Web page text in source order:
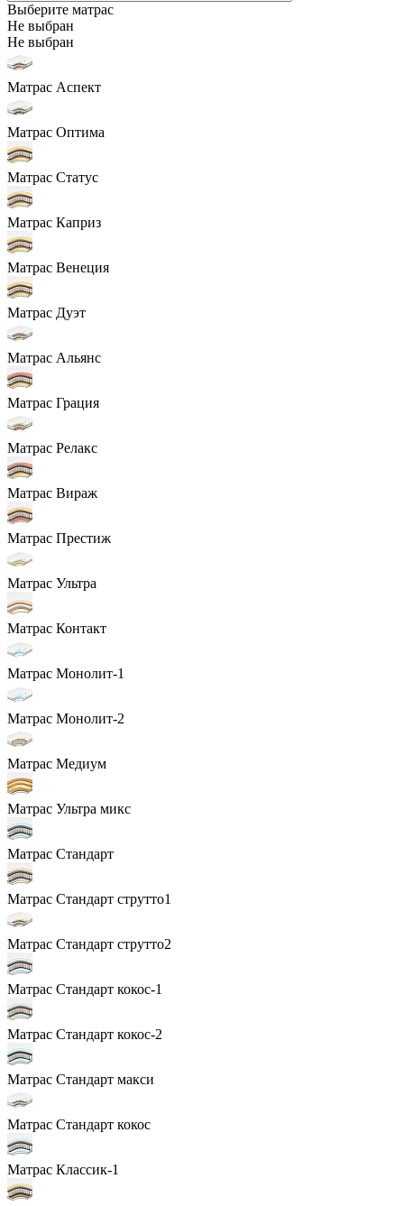
Выберите матрас
Не выбран
Не выбран
Матрас Аспект
Матрас Оптима
Матрас Статус
Матрас Каприз
Матрас Венеция
Матрас Дуэт
Матрас Альянс
Матрас Грация
Матрас Релакс
Матрас Вираж
Матрас Престиж
Матрас Ультра
Матрас Контакт
Матрас Монолит-1
Матрас Монолит-2
Матрас Медиум
Матрас Ультра микс
Матрас Стандарт
Матрас Стандарт струтто1
Матрас Стандарт струтто2
Матрас Стандарт кокос-1
Матрас Стандарт кокос-2
Матрас Стандарт макси
Матрас Стандарт кокос
Матрас Классик-1